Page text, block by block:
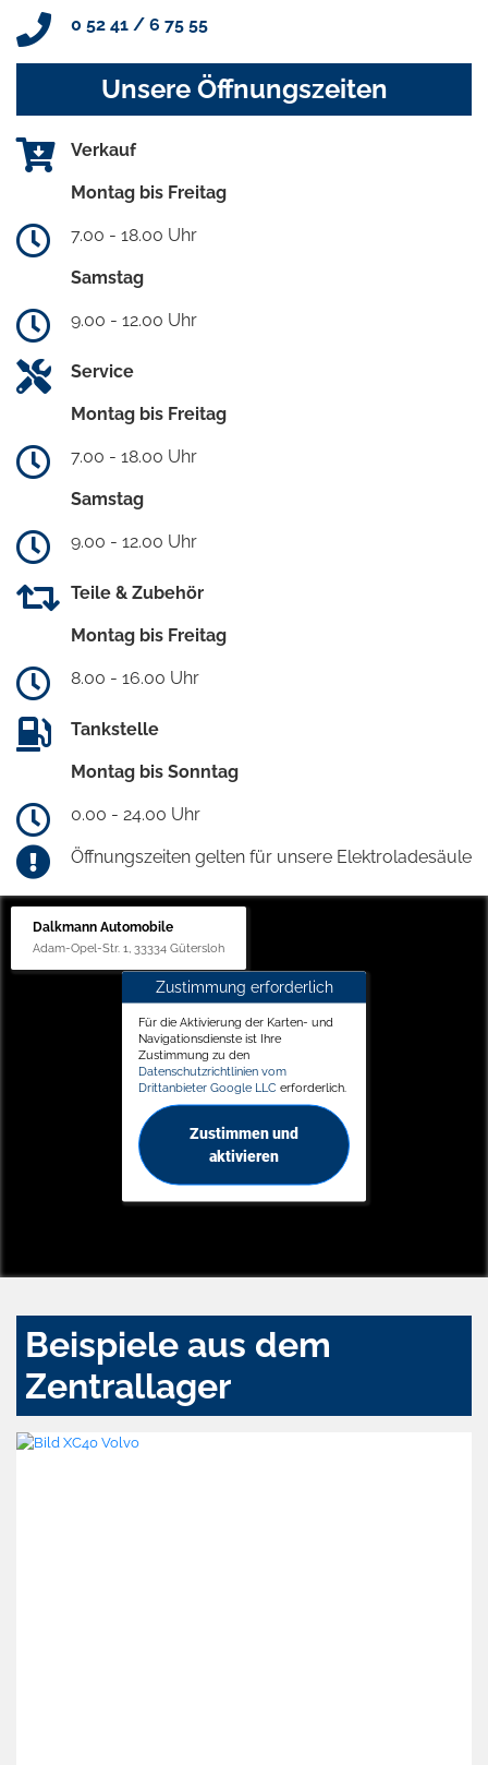
0 52 41 / 6 75 55
Unsere Öffnungszeiten
Verkauf
Montag bis Freitag
7.00 - 18.00 Uhr
Samstag
9.00 - 12.00 Uhr
Service
Montag bis Freitag
7.00 - 18.00 Uhr
Samstag
9.00 - 12.00 Uhr
Teile & Zubehör
Montag bis Freitag
8.00 - 16.00 Uhr
Tankstelle
Montag bis Sonntag
0.00 - 24.00 Uhr
Öffnungszeiten gelten für unsere Elektroladesäule
Dalkmann Automobile
Adam-Opel-Str. 1, 33334 Gütersloh
Zustimmung erforderlich
Für die Aktivierung der Karten- und
Navigationsdienste ist Ihre
Zustimmung zu den
Datenschutzrichtlinien vom
Drittanbieter Google LLC erforderlich.
Zustimmen und
aktivieren
Beispiele aus dem
Zentrallager